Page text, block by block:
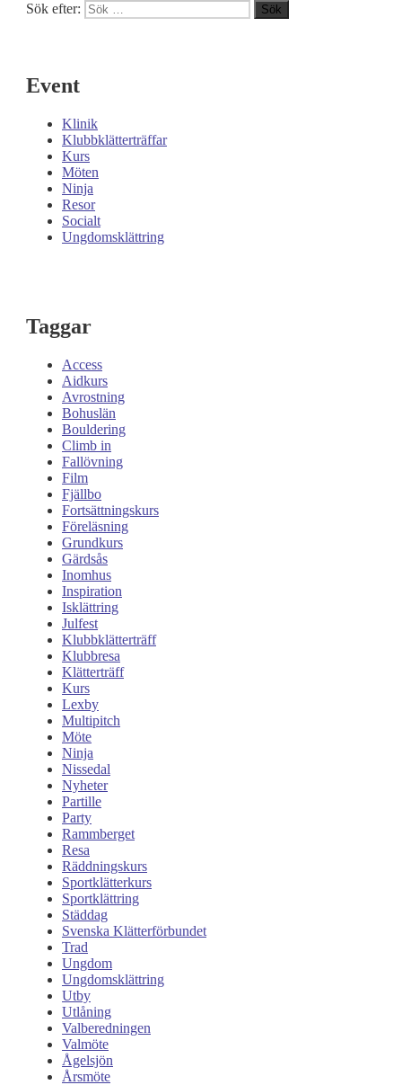
Sök efter: Sök
Event
Klinik
Klubbklätterträffar
Kurs
Möten
Ninja
Resor
Socialt
Ungdomsklättring
Taggar
Access
Aidkurs
Avrostning
Bohuslän
Bouldering
Climb in
Fallövning
Film
Fjällbo
Fortsättningskurs
Föreläsning
Grundkurs
Gärdsås
Inomhus
Inspiration
Isklättring
Julfest
Klubbklätterträff
Klubbresa
Klätterträff
Kurs
Lexby
Multipitch
Möte
Ninja
Nissedal
Nyheter
Partille
Party
Rammberget
Resa
Räddningskurs
Sportklätterkurs
Sportklättring
Städdag
Svenska Klätterförbundet
Trad
Ungdom
Ungdomsklättring
Utby
Utlåning
Valberedningen
Valmöte
Ågelsjön
Årsmöte